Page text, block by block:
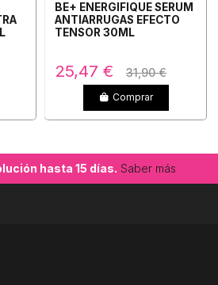
BE+ ENERGIFIQUE SERUM
ANTIARRUGAS EFECTO
TENSOR 30ML
25,47 € 31,90 €
Comprar
-25,97%
hasta 15 días. Saber más